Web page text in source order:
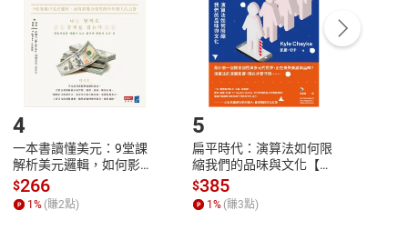
貨。
號，下載書籍後看書
4
一本書讀懂美元：9堂課
解析美元邏輯，如何影響
全球經濟和每個人的投資
【電子書】
$266
1% (賺2點)
5
扁平時代：演算法如何限
縮我們的品味與文化【電
子書】
$385
1% (賺3點)